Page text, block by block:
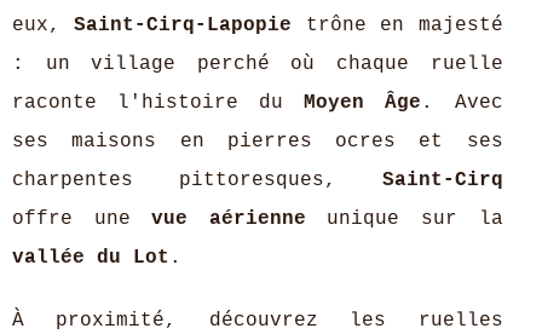
eux,Saint-Cirq-Lapopie trône en majesté
: un village perché où chaque ruelle
raconte l'histoire duMoyen Âge . Avec
ses maisons en pierres ocres et ses
charpentes pittoresques, Saint-Cirq
offre unevue aérienne unique sur la
vallée du Lot .
À proximité, découvrez les ruelles